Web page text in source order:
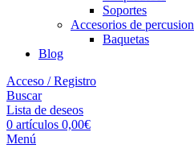
Soportes
Accesorios de percusion
Baquetas
Blog
Acceso / Registro
Buscar
Lista de deseos
0 artículos 0,00€
Menú